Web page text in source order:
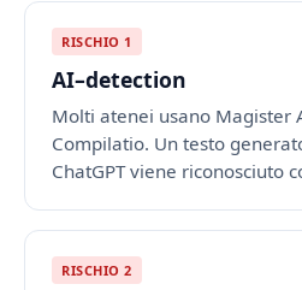
RISCHIO 1
AI–detection
Molti atenei usano Magister
Compilatio. Un testo
ChatGPT viene riconosciuto
RISCHIO 2